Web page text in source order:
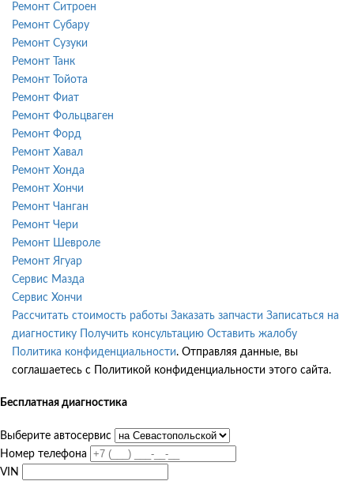
Ремонт Ситроен
Ремонт Субару
Ремонт Сузуки
Ремонт Танк
Ремонт Тойота
Ремонт Фиат
Ремонт Фольцваген
Ремонт Форд
Ремонт Хавал
Ремонт Хонда
Ремонт Хончи
Ремонт Чанган
Ремонт Чери
Ремонт Шевроле
Ремонт Ягуар
Сервис Мазда
Сервис Хончи
Рассчитать стоимость работы Заказать запчасти Записаться на
диагностику
Получить консультацию Оставить жалобу
Политика конфиденциальности. Отправляя данные, вы
соглашаетесь с Политикой конфиденциальности этого сайта.
Бесплатная диагностика
Выберите автосервис
Номер телефона
VIN